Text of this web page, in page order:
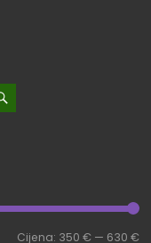
Cijena: 350 € — 630 €